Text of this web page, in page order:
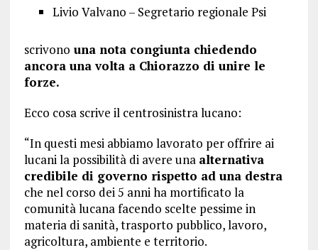
Livio Valvano – Segretario regionale Psi
scrivono una nota congiunta chiedendo
ancora una volta a Chiorazzo di unire le
forze.
Ecco cosa scrive il centrosinistra lucano:
“In questi mesi abbiamo lavorato per offrire ai
lucani la possibilità di avere una alternativa
credibile di governo rispetto ad una destra
che nel corso dei 5 anni ha mortificato la
comunità lucana facendo scelte pessime in
materia di sanità, trasporto pubblico, lavoro,
agricoltura, ambiente e territorio.